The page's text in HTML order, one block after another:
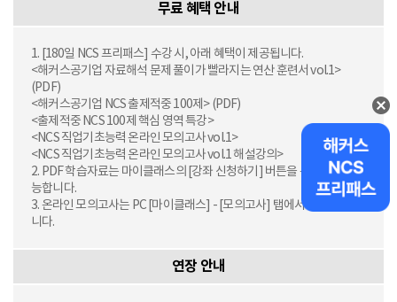
무료 혜택 안내
1. [180일 NCS 프리패스] 수강 시, 아래 혜택이 제공됩니다.
<해커스공기업 자료해석 문제 풀이가 빨라지는 연산 훈련서 vol.1>
(PDF)
<해커스공기업 NCS 출제적중 100제> (PDF)
<출제적중 NCS 100제 핵심 영역 특강>
<NCS 직업기초능력 온라인 모의고사 vol.1>
<NCS 직업기초능력 온라인 모의고사 vol.1 해설강의>
2. PDF 학습자료는 마이클래스의 [강좌 신청하기] 버튼을 통해 확인 가
능합니다.
3. 온라인 모의고사는 PC [마이클래스] - [모의고사] 탭에서 응시 가능합
니다.
연장 안내